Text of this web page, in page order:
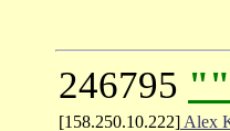
246795 ""
[158.250.10.222] Alex